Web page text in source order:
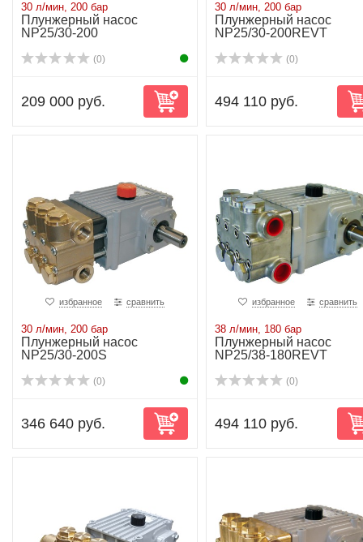
30 л/мин, 200 бар
Плунжерный насос
NP25/30-200
(0)
209 000 руб.
30 л/мин, 200 бар
Плунжерный насос
NP25/30-200REVT
(0)
494 110 руб.
избранное сравнить
30 л/мин, 200 бар
Плунжерный насос
NP25/30-200S
(0)
346 640 руб.
избранное сравнить
38 л/мин, 180 бар
Плунжерный насос
NP25/38-180REVT
(0)
494 110 руб.